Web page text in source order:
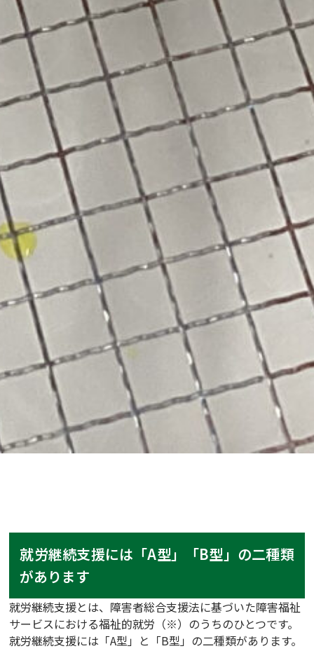
就労継続支援には「A型」「B型」の二種類
があります
就労継続支援とは、障害者総合支援法に基づいた障害福祉
サービスにおける福祉的就労（※）のうちのひとつです。
就労継続支援には「A型」と「B型」の二種類があります。